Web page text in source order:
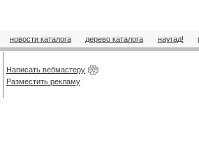
новости каталога дерево каталога наугад!
Написать вебмастеру
Разместить рекламу